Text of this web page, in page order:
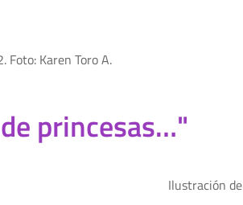
princesas…"
Ilustración de